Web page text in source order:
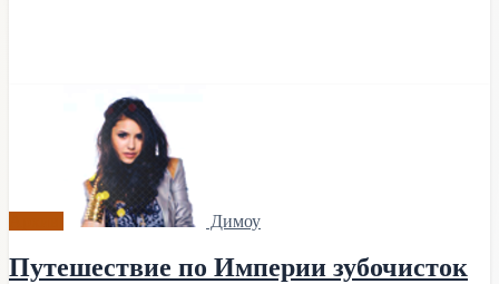
Димоу
Путешествие по Империи зубочисток